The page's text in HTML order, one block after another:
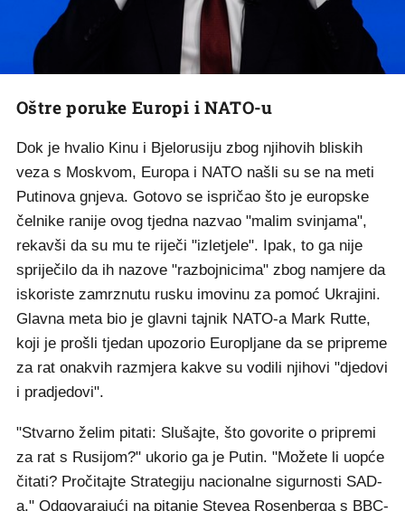
Oštre poruke Europi i NATO-u
Dok je hvalio Kinu i Bjelorusiju zbog njihovih bliskih
veza s Moskvom, Europa i NATO našli su se na meti
Putinova gnjeva. Gotovo se ispričao što je europske
čelnike ranije ovog tjedna nazvao "malim svinjama",
rekavši da su mu te riječi "izletjele". Ipak, to ga nije
spriječilo da ih nazove "razbojnicima" zbog namjere da
iskoriste zamrznutu rusku imovinu za pomoć Ukrajini.
Glavna meta bio je glavni tajnik NATO-a Mark Rutte,
koji je prošli tjedan upozorio Europljane da se pripreme
za rat onakvih razmjera kakve su vodili njihovi "djedovi
i pradjedovi".
"Stvarno želim pitati: Slušajte, što govorite o pripremi
za rat s Rusijom?" ukorio ga je Putin. "Možete li uopće
čitati? Pročitajte Strategiju nacionalne sigurnosti SAD-
a." Odgovarajući na pitanje Stevea Rosenberga s BBC-